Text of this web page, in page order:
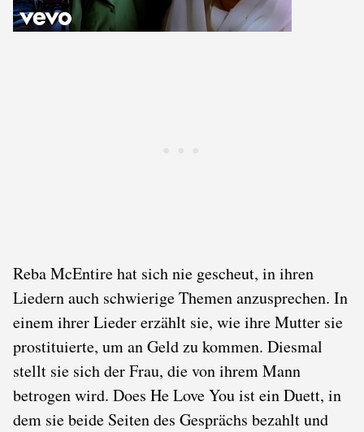
Reba McEntire hat sich nie gescheut, in ihren
Liedern auch schwierige Themen anzusprechen. In
einem ihrer Lieder erzählt sie, wie ihre Mutter sie
prostituierte, um an Geld zu kommen. Diesmal
stellt sie sich der Frau, die von ihrem Mann
betrogen wird. Does He Love You ist ein Duett, in
dem sie beide Seiten des Gesprächs bezahlt und